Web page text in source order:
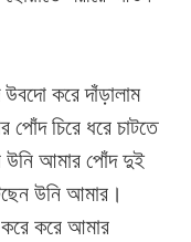
করে দাঁড়ালাম
চিরে ধরে চাটতে
উনি আমার পোঁদ দুই
উনি আমার।
করে করে আমার